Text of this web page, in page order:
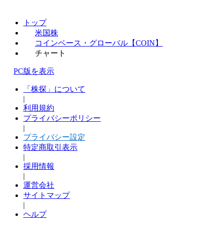
トップ
米国株
コインベース・グローバル【COIN】
チャート
PC版を表示
「株探」について
|
利用規約
プライバシーポリシー
|
プライバシー設定
特定商取引表示
|
採用情報
|
運営会社
サイトマップ
|
ヘルプ